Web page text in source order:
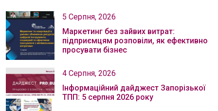
5 Серпня, 2026
Маркетинг без зайвих витрат:
підприємцям розповіли, як ефективно
просувати бізнес
4 Серпня, 2026
Інформаційний дайджест Запорізької
ТПП: 5 серпня 2026 року